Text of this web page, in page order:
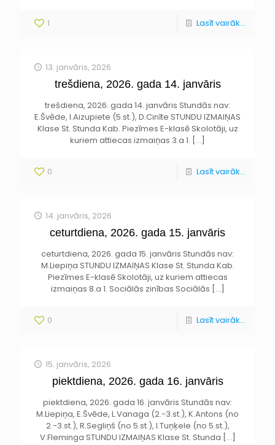
1 Lasīt vairāk...
13. janvāris, 2026
trešdiena, 2026. gada 14. janvāris
trešdiena, 2026. gada 14. janvāris Stundās nav:
E.Švēde, I.Aizupiete (5.st.), D.Cinīte STUNDU IZMAIŅAS
Klase St. Stunda Kab. Piezīmes E-klasē Skolotāji, uz
kuriem attiecas izmaiņas 3.a 1. […]
0 Lasīt vairāk...
14. janvāris, 2026
ceturtdiena, 2026. gada 15. janvāris
ceturtdiena, 2026. gada 15. janvāris Stundās nav:
M.Liepiņa STUNDU IZMAIŅAS Klase St. Stunda Kab.
Piezīmes E-klasē Skolotāji, uz kuriem attiecas
izmaiņas 8.a 1. Sociālās zinības Sociālās […]
0 Lasīt vairāk...
15. janvāris, 2026
piektdiena, 2026. gada 16. janvāris
piektdiena, 2026. gada 16. janvāris Stundās nav:
M.Liepiņa, E.Švēde, L.Vanaga (2.-3.st.), K.Antons (no
2.-3.st.), R.Segliņš (no 5.st.), I.Tuņķele (no 5.st.),
V.Fleminga STUNDU IZMAIŅAS Klase St. Stunda […]